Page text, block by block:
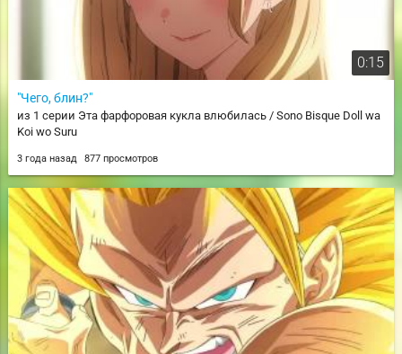
0:15
"Чего, блин?"
из 1 серии Эта фарфоровая кукла влюбилась / Sono Bisque Doll wa
Koi wo Suru
3 года назад 877 просмотров